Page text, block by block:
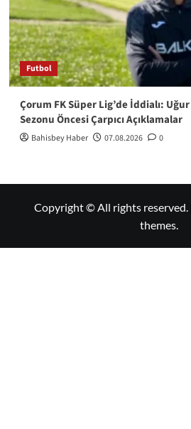
Futbol
Çorum FK Süper Lig’de İddialı:
Sezonu Öncesi Çarpıcı Açıklamalar
Bahisbey Haber 07.08.2026 0
Copyright © All rights reserved.
themes.